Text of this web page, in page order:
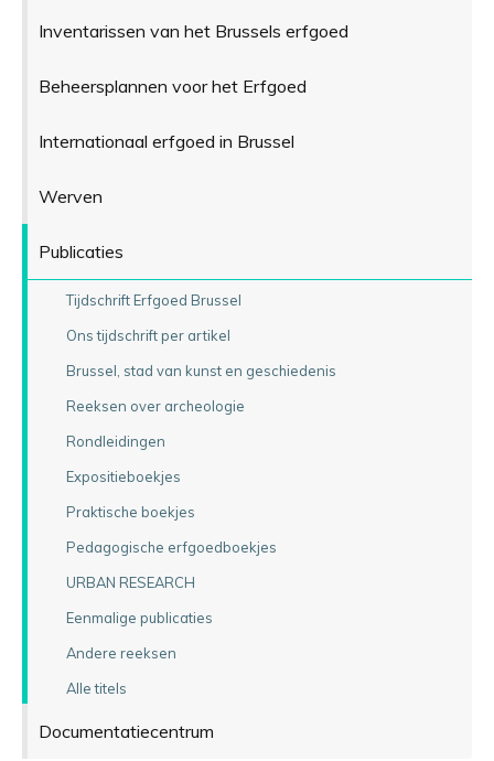
Inventarissen van het Brussels erfgoed
Beheersplannen voor het Erfgoed
Internationaal erfgoed in Brussel
Werven
Publicaties
Tijdschrift Erfgoed Brussel
Ons tijdschrift per artikel
Brussel, stad van kunst en geschiedenis
Reeksen over archeologie
Rondleidingen
Expositieboekjes
Praktische boekjes
Pedagogische erfgoedboekjes
URBAN RESEARCH
Eenmalige publicaties
Andere reeksen
Alle titels
Documentatiecentrum